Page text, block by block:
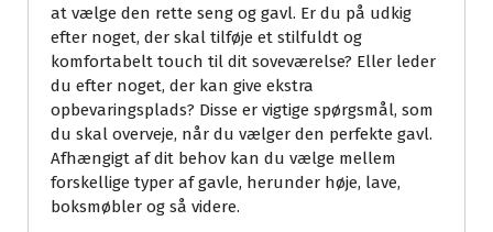
at vælge den rette seng og gavl. Er du på udkig
efter noget, der skal tilføje et stilfuldt og
komfortabelt touch til dit soveværelse? Eller leder
du efter noget, der kan give ekstra
opbevaringsplads? Disse er vigtige spørgsmål, som
du skal overveje, når du vælger den perfekte gavl.
Afhængigt af dit behov kan du vælge mellem
forskellige typer af gavle, herunder høje, lave,
boksmøbler og så videre.